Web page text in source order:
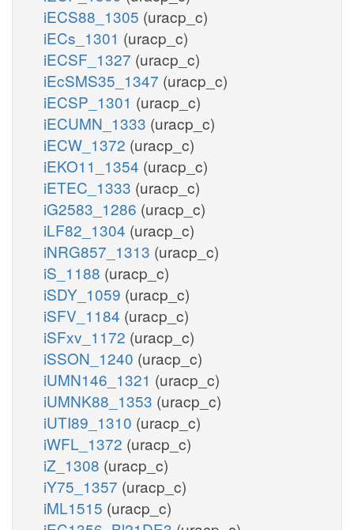
iECS88_1305 (uracp_c)
iECs_1301 (uracp_c)
iECSF_1327 (uracp_c)
iEcSMS35_1347 (uracp_c)
iECSP_1301 (uracp_c)
iECUMN_1333 (uracp_c)
iECW_1372 (uracp_c)
iEKO11_1354 (uracp_c)
iETEC_1333 (uracp_c)
iG2583_1286 (uracp_c)
iLF82_1304 (uracp_c)
iNRG857_1313 (uracp_c)
iS_1188 (uracp_c)
iSDY_1059 (uracp_c)
iSFV_1184 (uracp_c)
iSFxv_1172 (uracp_c)
iSSON_1240 (uracp_c)
iUMN146_1321 (uracp_c)
iUMNK88_1353 (uracp_c)
iUTI89_1310 (uracp_c)
iWFL_1372 (uracp_c)
iZ_1308 (uracp_c)
iY75_1357 (uracp_c)
iML1515 (uracp_c)